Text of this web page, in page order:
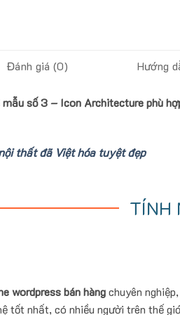
Đánh giá (0) Hướng
số 3 – Icon Architecture phù
thất đã Việt hóa tuyệt đẹp
TÍNH
wordpress bán hàngchuyên
tốt nhất, có nhiều người trên thế